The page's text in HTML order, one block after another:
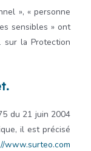
», « personne
sensibles » ont
sur la Protection
du 21 juin 2004
il est précisé
www.surteo.com